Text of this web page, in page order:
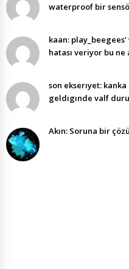
waterproof bir
kaan:
hatası veriyor bu
son ekserıyet:
geldıgınde valf
Akın: Soruna bir